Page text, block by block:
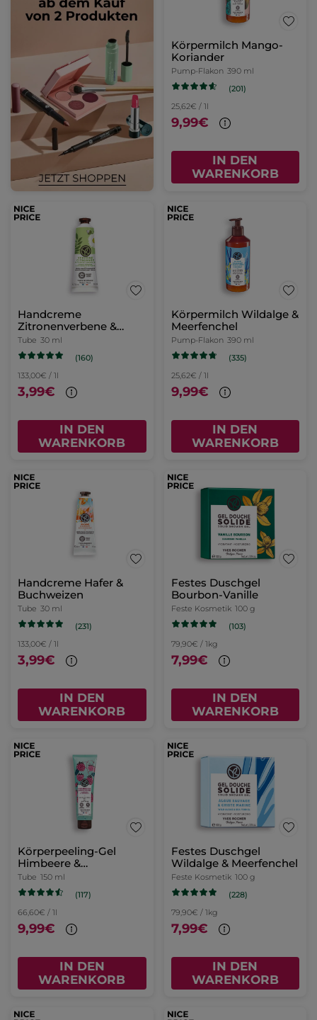
Körpermilch Mango-
Koriander
Pump-Flakon 390 ml
(201)
25,62€ / 1l
9,99€
IN DEN
WARENKORB
Handcreme
Zitronenverbene &
Kamillenblüte
Tube 30 ml
(160)
133,00€ / 1l
3,99€
IN DEN
WARENKORB
Körpermilch Wildalge &
Meerfenchel
Pump-Flakon 390 ml
(335)
25,62€ / 1l
9,99€
IN DEN
WARENKORB
Handcreme Hafer &
Buchweizen
Tube 30 ml
(231)
133,00€ / 1l
3,99€
IN DEN
WARENKORB
Festes Duschgel
Bourbon-Vanille
Feste Kosmetik 100 g
(103)
79,90€ / 1kg
7,99€
IN DEN
WARENKORB
Körperpeeling-Gel
Himbeere &
Pfefferminze
Tube 150 ml
(117)
66,60€ / 1l
9,99€
IN DEN
WARENKORB
Festes Duschgel
Wildalge & Meerfenchel
Feste Kosmetik 100 g
(228)
79,90€ / 1kg
7,99€
IN DEN
WARENKORB